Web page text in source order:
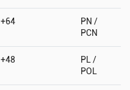
+64
PN /
PCN
+48
PL /
POL